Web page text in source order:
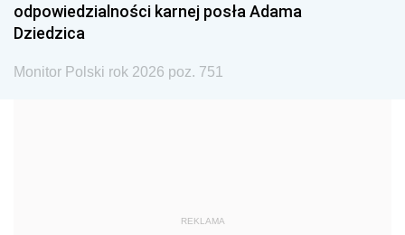
1987 1986 1985
1968
odpowiedzialności karnej posła Adama
Dziedzica
Monitor Polski rok 2026 poz. 751
REKLAMA